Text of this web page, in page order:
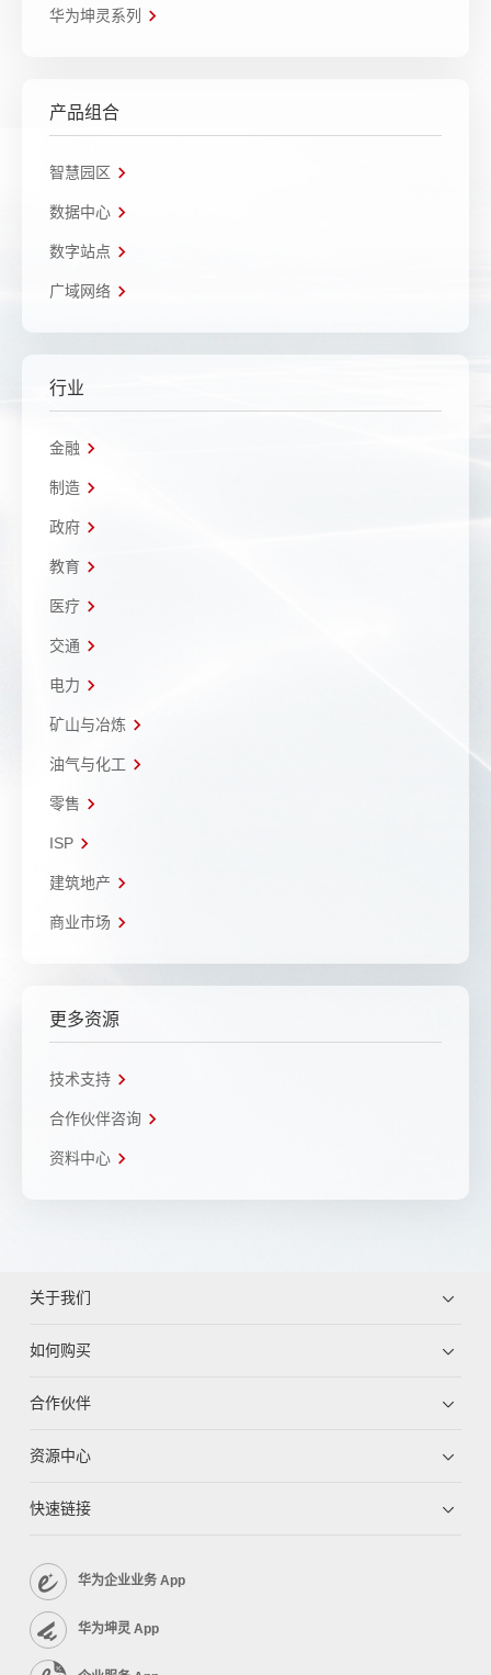
华为坤灵系列
产品组合
智慧园区
数据中心
数字站点
广域网络
行业
金融
制造
政府
教育
医疗
交通
电力
矿山与冶炼
油气与化工
零售
ISP
建筑地产
商业市场
更多资源
技术支持
合作伙伴咨询
资料中心
关于我们
如何购买
合作伙伴
资源中心
快速链接
华为企业业务 App
华为坤灵 App